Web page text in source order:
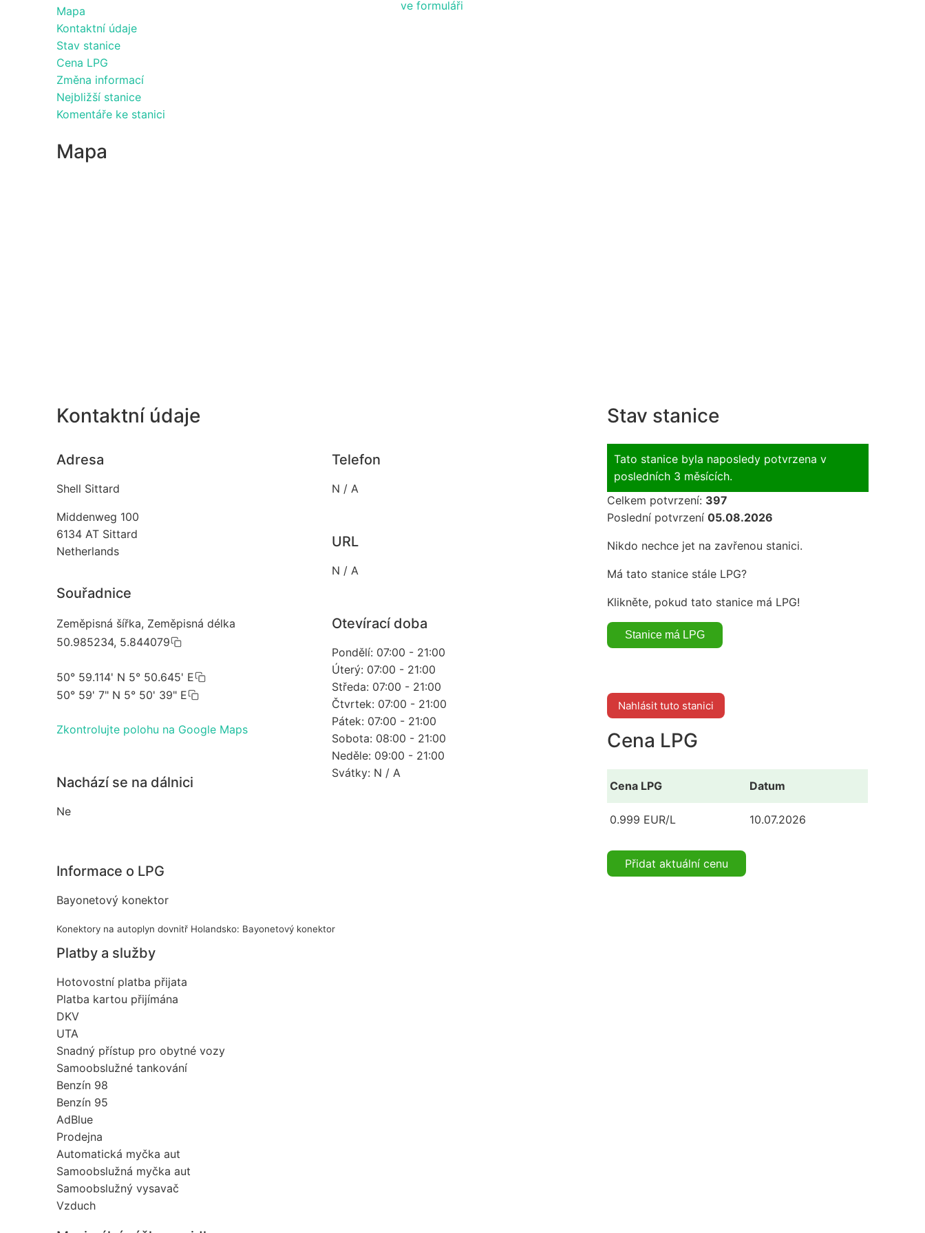
Mapa
Kontaktní údaje
Stav stanice
Cena LPG
Změna informací
Nejbližší stanice
Komentáře ke stanici
ve formuláři
Mapa
Kontaktní údaje
Adresa
Shell Sittard
Middenweg 100
6134 AT Sittard
Netherlands
Souřadnice
Zeměpisná šířka, Zeměpisná délka
50.985234, 5.844079
50° 59.114' N 5° 50.645' E
50° 59' 7" N 5° 50' 39" E
Zkontrolujte polohu na Google Maps
Nachází se na dálnici
Ne
Telefon
N / A
URL
N / A
Otevírací doba
Pondělí: 07:00 - 21:00
Úterý: 07:00 - 21:00
Středa: 07:00 - 21:00
Čtvrtek: 07:00 - 21:00
Pátek: 07:00 - 21:00
Sobota: 08:00 - 21:00
Neděle: 09:00 - 21:00
Svátky: N / A
Informace o LPG
Bayonetový konektor
Konektory na autoplyn dovnitř Holandsko: Bayonetový konektor
Platby a služby
Hotovostní platba přijata
Platba kartou přijímána
DKV
UTA
Snadný přístup pro obytné vozy
Samoobslužné tankování
Benzín 98
Benzín 95
AdBlue
Prodejna
Automatická myčka aut
Samoobslužná myčka aut
Samoobslužný vysavač
Vzduch
Stav stanice
Tato stanice byla naposledy potvrzena v
posledních 3 měsících.
Celkem potvrzení: 397
Poslední potvrzení 05.08.2026
Nikdo nechce jet na zavřenou stanici.
Má tato stanice stále LPG?
Klikněte, pokud tato stanice má LPG!
Nahlásit tuto stanici
Cena LPG
Cena LPG Datum
0.999 EUR/L 10.07.2026
Přidat aktuální cenu